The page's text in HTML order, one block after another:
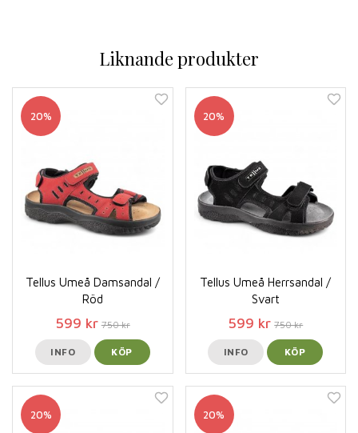
Liknande produkter
20%
Tellus Umeå Damsandal /
Röd
599 kr 750 kr
INFO KÖP
20%
Tellus Umeå Herrsandal /
Svart
599 kr 750 kr
INFO KÖP
20% 20%